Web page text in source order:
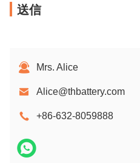
送信
Mrs. Alice
Alice@thbattery.com
+86-632-8059888